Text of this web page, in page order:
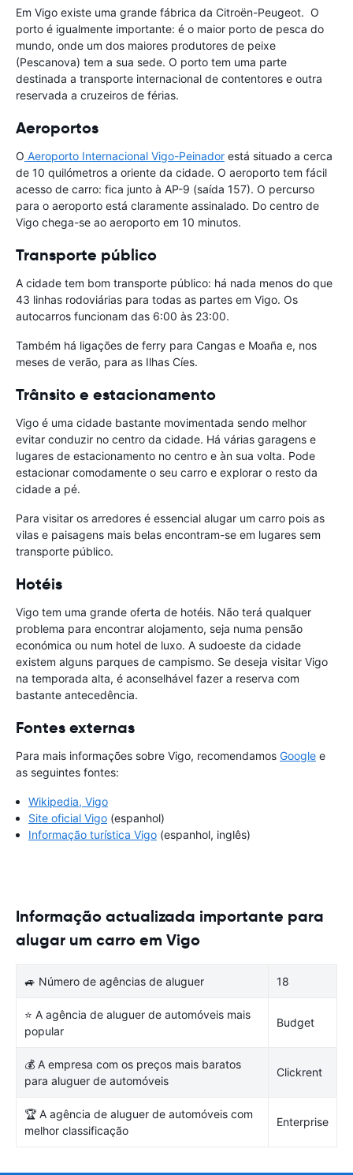
Em Vigo existe uma grande fábrica da Citroën-Peugeot. O
porto é igualmente importante: é o maior porto de pesca do
mundo, onde um dos maiores produtores de peixe
(Pescanova) tem a sua sede. O porto tem uma parte
destinada a transporte internacional de contentores e outra
reservada a cruzeiros de férias.
Aeroportos
O Aeroporto Internacional Vigo-Peinador está situado a cerca
de 10 quilómetros a oriente da cidade. O aeroporto tem fácil
acesso de carro: fica junto à AP-9 (saída 157). O percurso
para o aeroporto está claramente assinalado. Do centro de
Vigo chega-se ao aeroporto em 10 minutos.
Transporte público
A cidade tem bom transporte público: há nada menos do que
43 linhas rodoviárias para todas as partes em Vigo. Os
autocarros funcionam das 6:00 às 23:00.
Também há ligações de ferry para Cangas e Moaña e, nos
meses de verão, para as Ilhas Cíes.
Trânsito e estacionamento
Vigo é uma cidade bastante movimentada sendo melhor
evitar conduzir no centro da cidade. Há várias garagens e
lugares de estacionamento no centro e àn sua volta. Pode
estacionar comodamente o seu carro e explorar o resto da
cidade a pé.
Para visitar os arredores é essencial alugar um carro pois as
vilas e paisagens mais belas encontram-se em lugares sem
transporte público.
Hotéis
Vigo tem uma grande oferta de hotéis. Não terá qualquer
problema para encontrar alojamento, seja numa pensão
económica ou num hotel de luxo. A sudoeste da cidade
existem alguns parques de campismo. Se deseja visitar Vigo
na temporada alta, é aconselhável fazer a reserva com
bastante antecedência.
Fontes externas
Para mais informações sobre Vigo, recomendamos Google e
as seguintes fontes:
Wikipedia, Vigo
Site oficial Vigo (espanhol)
Informação turística Vigo (espanhol, inglês)
Informação actualizada importante para
alugar um carro em Vigo
🚙 Número de agências de aluguer 18
⭐ A agência de aluguer de automóveis mais
popular
Budget
💰 A empresa com os preços mais baratos
para aluguer de automóveis
Clickrent
🏆 A agência de aluguer de automóveis com
melhor classificação
Enterprise